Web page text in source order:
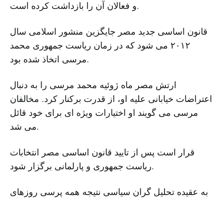
و فعالان آن را بازداشت کرده است.
قانون اساسی جدید مصر جایگزین منشور اسلامی سال
۲۰۱۲ می شود که در زمان ریاست جمهوری محمد
مرسی اتخاذ شده بود.
ارتش مصر ماه ژوئیه محمد مرسی را به دنبال
اعتراضات خیابانی علیه او، از قدرت برکنار کرد. مخالفان
مرسی می گویند او اختیارات ویژه ای برای خود قائل
می شد.
قرار است پس از تایید قانون اساسی مصر انتخابات
ریاست جمهوری و پارلمانی برگزار شود.
به عقیده تحلیل گران سیاسی نتیجه همه پرسی روزهای